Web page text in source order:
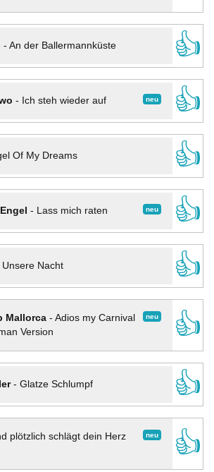
- An der Ballermannküste
👍
neu
- Ich steh wieder auf
👍
Of My Dreams
👍
neu
- Lass mich raten
👍
Unsere Nacht
👍
neu
Mallorca- Adios my Carnival
Version
👍
- Glatze Schlumpf
👍
neu
plötzlich schlägt dein Herz
👍